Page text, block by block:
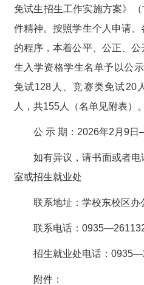
免试生招生工作实施方案》
件精神。按照学生个人申请
的程序，本着公平、公正、
生入学资格学生名单予以公
免试128人、竞赛类免试20
人，共155人（名单见附表）。
公 示 期：2026年2月9日
如有异议，请书面或者
室或招生就业处
联系地址：学校东校区办
联系电话：
招生就业处电话：
附件：